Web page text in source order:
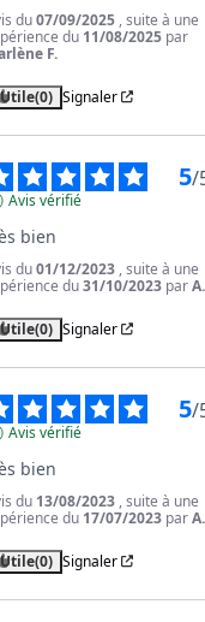
du07/09/2025 , suite à une
du 11/08/2025 par
F.
Utile(0) Signaler
5/
Avis vérifié
bien
du01/12/2023 , suite à une
du31/10/2023 par
Utile(0) Signaler
5/
Avis vérifié
bien
du 13/08/2023 , suite à une
du 17/07/2023 par
Utile(0) Signaler